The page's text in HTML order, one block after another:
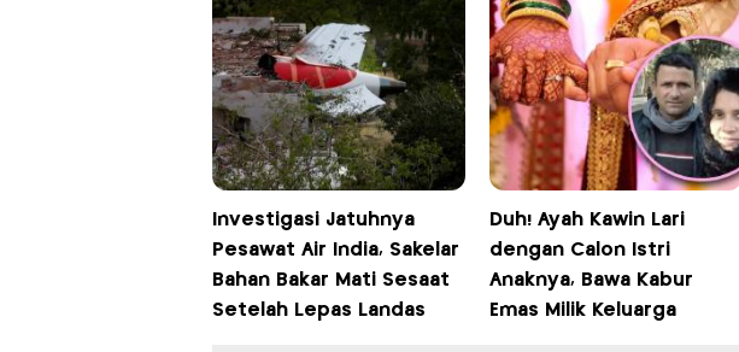
Investigasi Jatuhnya
Pesawat Air India, Sakelar
Bahan Bakar Mati Sesaat
Setelah Lepas Landas
Duh! Ayah Kawin Lari
dengan Calon Istri
Anaknya, Bawa Kabur
Emas Milik Keluarga